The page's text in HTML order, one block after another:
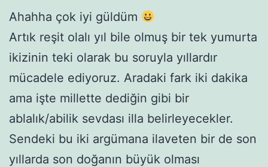
Ahahha çok iyi güldüm
Artık reşit olalı yıl bile olmuş bir tek yumurta
ikizinin teki olarak bu soruyla yıllardır
mücadele ediyoruz. Aradaki fark iki dakika
ama işte millette dediğin gibi bir
ablalık/abilik sevdası illa belirleyecekler.
Sendeki bu iki argümana ilaveten bir de son
yıllarda son doğanın büyük olması